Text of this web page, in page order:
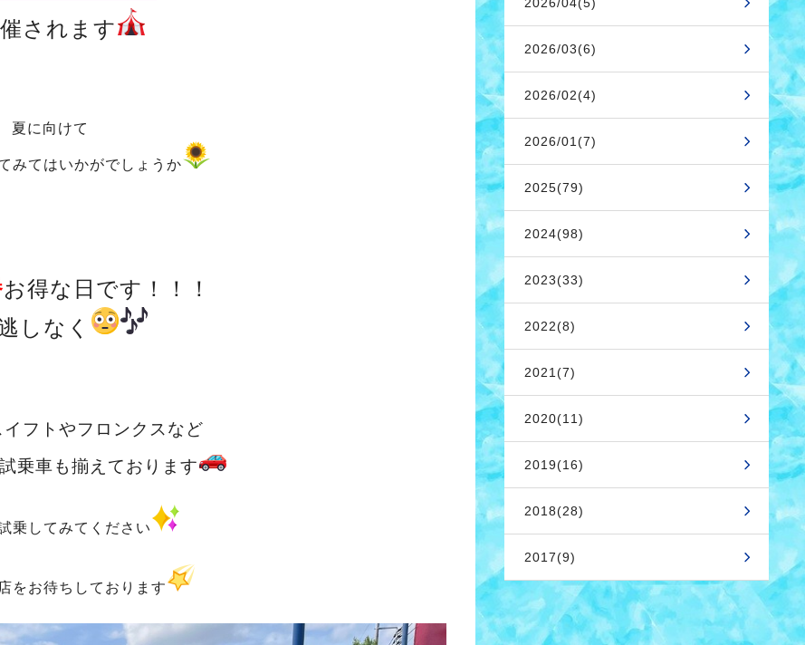
されます
夏に向けて
みてはいかがでしょうか
お得な日です！！！
しなく
フトやフロンクスなど
乗車も揃えております
乗してみてください
をお待ちしております
2026/03(6)
2026/02(4)
2026/01(7)
2025(79)
2024(98)
2023(33)
2022(8)
2021(7)
2020(11)
2019(16)
2018(28)
2017(9)